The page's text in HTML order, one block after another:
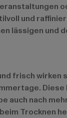
und
lässigen und
frisch wirken
auch nach
Trocknen